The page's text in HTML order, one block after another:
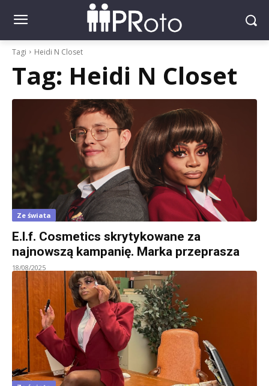
Tagi Heidi N Closet
Tag: Heidi N Closet
Ze świata
E.l.f. Cosmetics skrytykowane za
najnowszą kampanię. Marka przeprasza
18/08/2025